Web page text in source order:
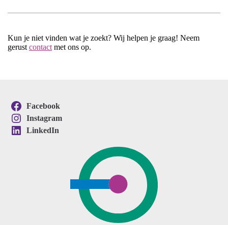
Kun je niet vinden wat je zoekt? Wij helpen je graag! Neem
gerust contact met ons op.
Facebook
Instagram
LinkedIn